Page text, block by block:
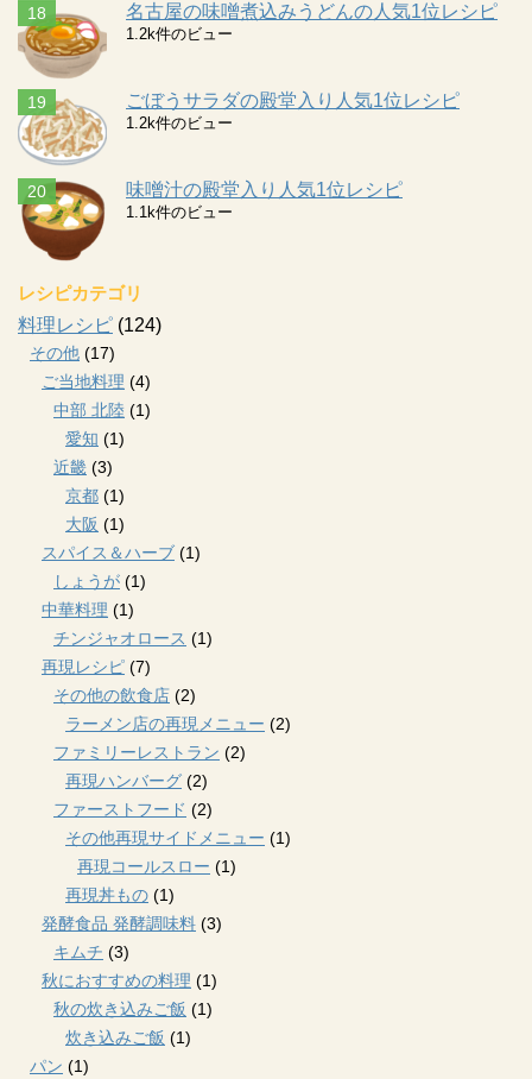
名古屋の味噌煮込みうどんの人気1位レシピ
1.2k件のビュー
ごぼうサラダの殿堂入り人気1位レシピ
1.2k件のビュー
味噌汁の殿堂入り人気1位レシピ
1.1k件のビュー
レシピカテゴリ
料理レシピ (124)
その他 (17)
ご当地料理 (4)
中部 北陸 (1)
愛知 (1)
近畿 (3)
京都 (1)
大阪 (1)
スパイス＆ハーブ (1)
しょうが (1)
中華料理 (1)
チンジャオロース (1)
再現レシピ (7)
その他の飲食店 (2)
ラーメン店の再現メニュー (2)
ファミリーレストラン (2)
再現ハンバーグ (2)
ファーストフード (2)
その他再現サイドメニュー (1)
再現コールスロー (1)
再現丼もの (1)
発酵食品 発酵調味料 (3)
キムチ (3)
秋におすすめの料理 (1)
秋の炊き込みご飯 (1)
炊き込みご飯 (1)
パン (1)